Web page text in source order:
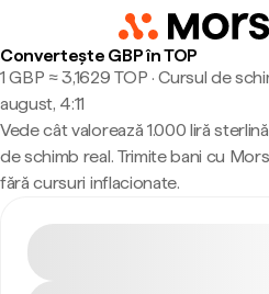
Convertește GBP în TOP
1 GBP ≈ 3,1629 TOP · Cursul de
august, 4:11
Vede cât valorează 1.000 liră
de schimb real. Trimite bani cu
fără cursuri inflacionate.